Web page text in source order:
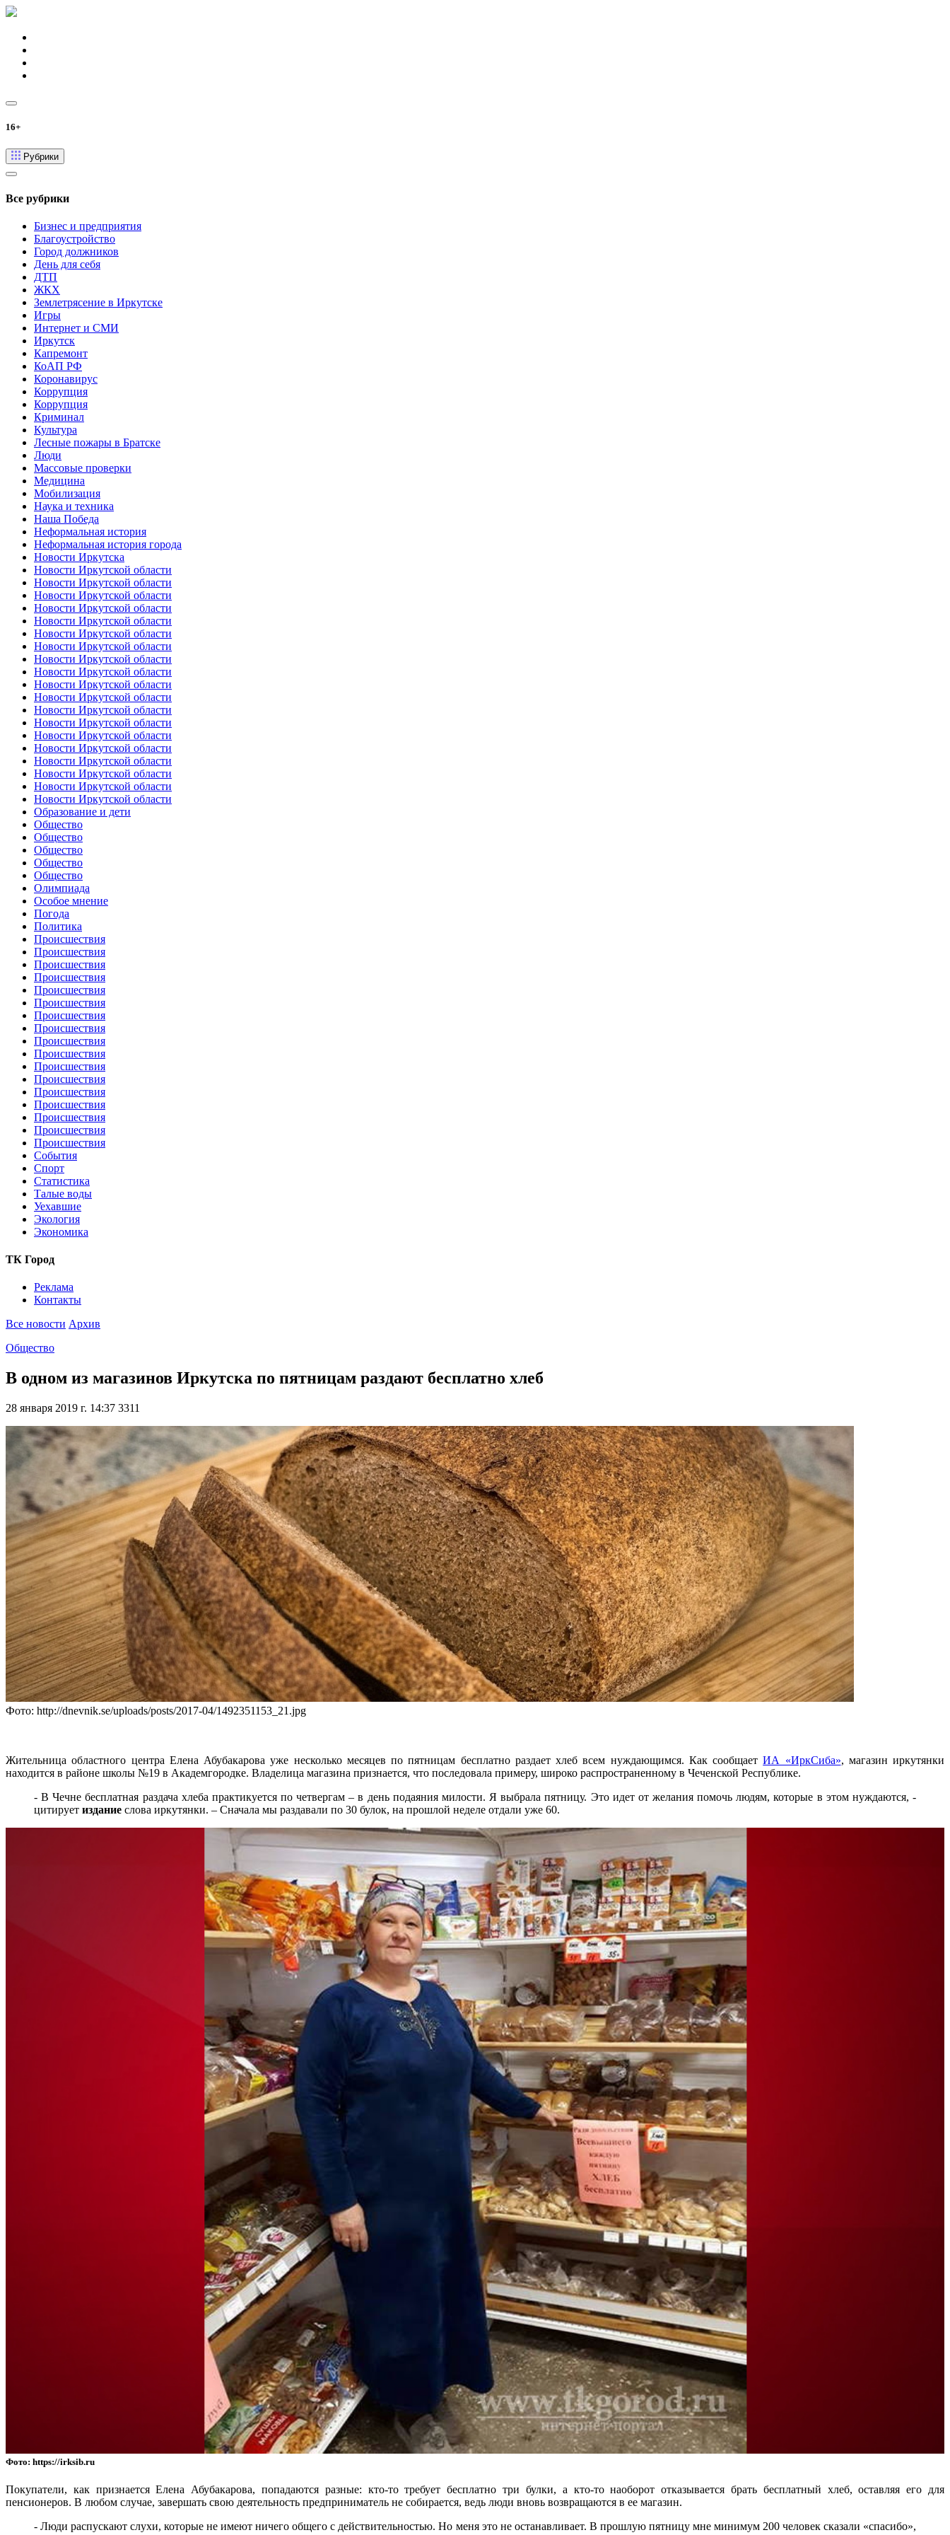
16+
Рубрики
Все рубрики
Бизнес и предприятия
Благоустройство
Город должников
День для себя
ДТП
ЖКХ
Землетрясение в Иркутске
Игры
Интернет и СМИ
Иркутск
Капремонт
КоАП РФ
Коронавирус
Коррупция
Коррупция
Криминал
Культура
Лесные пожары в Братске
Люди
Массовые проверки
Медицина
Мобилизация
Наука и техника
Наша Победа
Неформальная история
Неформальная история города
Новости Иркутска
Новости Иркутской области
Новости Иркутской области
Новости Иркутской области
Новости Иркутской области
Новости Иркутской области
Новости Иркутской области
Новости Иркутской области
Новости Иркутской области
Новости Иркутской области
Новости Иркутской области
Новости Иркутской области
Новости Иркутской области
Новости Иркутской области
Новости Иркутской области
Новости Иркутской области
Новости Иркутской области
Новости Иркутской области
Новости Иркутской области
Новости Иркутской области
Образование и дети
Общество
Общество
Общество
Общество
Общество
Олимпиада
Особое мнение
Погода
Политика
Происшествия
Происшествия
Происшествия
Происшествия
Происшествия
Происшествия
Происшествия
Происшествия
Происшествия
Происшествия
Происшествия
Происшествия
Происшествия
Происшествия
Происшествия
Происшествия
Происшествия
События
Спорт
Статистика
Талые воды
Уехавшие
Экология
Экономика
ТК Город
Реклама
Контакты
Все новости Архив
Общество
В одном из магазинов Иркутска по пятницам раздают бесплатно хлеб
28 января 2019 г. 14:37 3311
Фото: http://dnevnik.se/uploads/posts/2017-04/1492351153_21.jpg
Жительница областного центра Елена Абубакарова уже несколько месяцев по пятницам бесплатно раздает хлеб всем нуждающимся. Как сообщаетИА «ИркСиба», магазин иркутянки
находится в районе школы №19 в Академгородке. Владелица магазина признается, что последовала примеру, широко распространенному в Чеченской Республике.
- В Чечне бесплатная раздача хлеба практикуется по четвергам – в день подаяния милости. Я выбрала пятницу. Это идет от желания помочь людям, которые в этом нуждаются, -
цитирует издание слова иркутянки. – Сначала мы раздавали по 30 булок, на прошлой неделе отдали уже 60.
Фото: https://irksib.ru
Покупатели, как признается Елена Абубакарова, попадаются разные: кто-то требует бесплатно три булки, а кто-то наоборот отказывается брать бесплатный хлеб, оставляя его для
пенсионеров. В любом случае, завершать свою деятельность предприниматель не собирается, ведь люди вновь возвращаются в ее магазин.
- Люди распускают слухи, которые не имеют ничего общего с действительностью. Но меня это не останавливает. В прошлую пятницу мне минимум 200 человек сказали «спасибо»,